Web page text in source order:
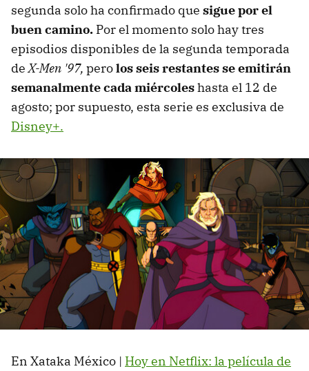
segunda solo ha confirmado que sigue por el
buen camino. Por el momento solo hay tres
episodios disponibles de la segunda temporada
deX-Men '97, perolos seis restantes se emitirán
semanalmente cada miércoleshasta el 12 de
agosto; por supuesto, esta serie es exclusiva de
Disney+.
En Xataka México | Hoy en Netflix: la película de